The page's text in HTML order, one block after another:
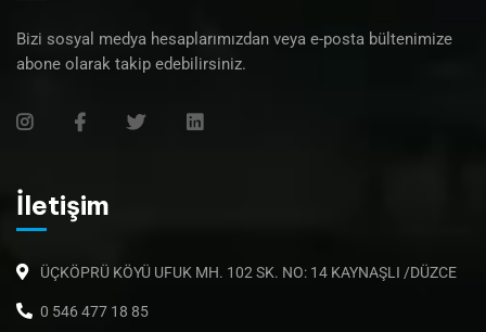
Bizi sosyal medya hesaplarımızdan veya e-posta bültenimize
abone olarak takip edebilirsiniz.
İletişim
ÜÇKÖPRÜ KÖYÜ UFUK MH. 102 SK. NO: 14 KAYNAŞLI /DÜZCE
0 546 477 18 85